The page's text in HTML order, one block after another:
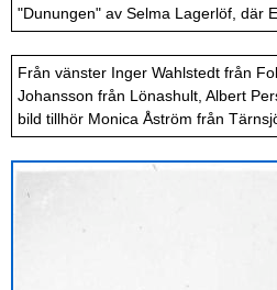
"Dunungen" av Selma Lagerlöf, där
Från vänster Inger Wahlstedt från
Johansson från Lönashult, Albert
bild tillhör Monica Åström från